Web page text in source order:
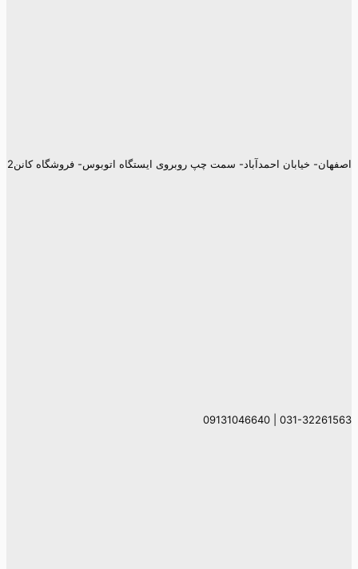
اصفهان- خیابان احمدآباد- سمت چپ روبروی ایستگاه اتوبوس- فروشگاه کانن2
031-32261563 | 09131046640